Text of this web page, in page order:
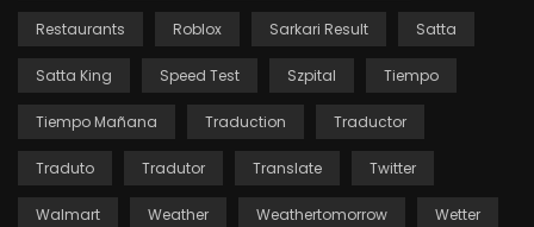
Restaurants Roblox Sarkari Result Satta
Satta King Speed Test Szpital Tiempo
Tiempo Mañana Traduction Traductor
Traduto Tradutor Translate Twitter
Walmart Weather Weathertomorrow Wetter